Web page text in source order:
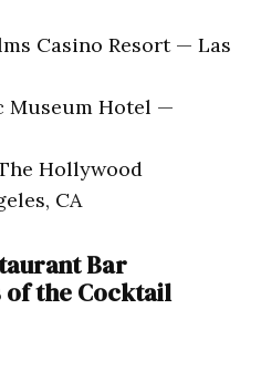
Casino Resort — Las
Museum Hotel —
Hollywood
CA
Bar
of the Cocktail